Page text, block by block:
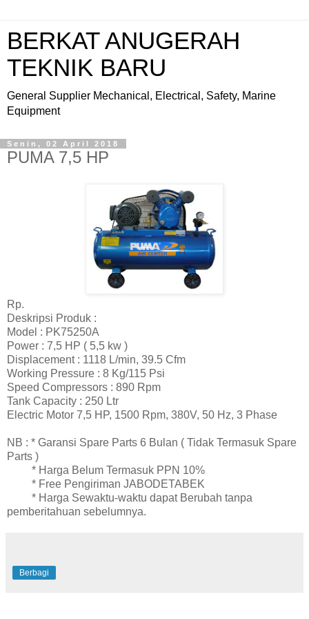
BERKAT ANUGERAH
TEKNIK BARU
General Supplier Mechanical, Electrical, Safety, Marine
Equipment
Senin, 02 April 2018
PUMA 7,5 HP
Rp.
Deskripsi Produk :
Model : PK75250A
Power : 7,5 HP ( 5,5 kw )
Displacement : 1118 L/min, 39.5 Cfm
Working Pressure : 8 Kg/115 Psi
Speed Compressors : 890 Rpm
Tank Capacity : 250 Ltr
Electric Motor 7,5 HP, 1500 Rpm, 380V, 50 Hz, 3 Phase
NB : * Garansi Spare Parts 6 Bulan ( Tidak Termasuk Spare
Parts )
* Harga Belum Termasuk PPN 10%
* Free Pengiriman JABODETABEK
* Harga Sewaktu-waktu dapat Berubah tanpa
pemberitahuan sebelumnya.
Berbagi